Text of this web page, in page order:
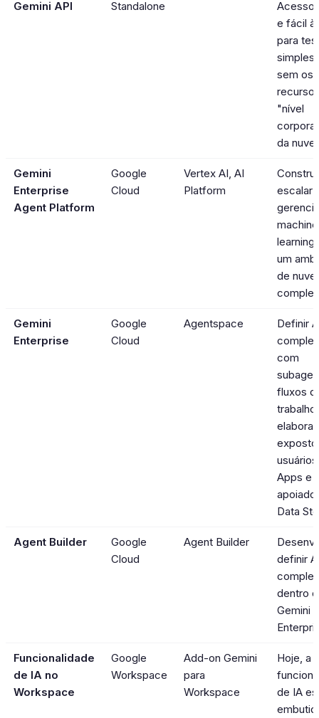
Gemini API Standalone
Acesso
e fácil à
para
sem os
"nível
da
Gemini
Enterprise
Agent Platform
Google
Cloud
Vertex AI, AI
Platform
escalar
machine
learning
um
de
Gemini
Enterprise
Google
Cloud
Agentspace
Definir
com
fluxos
trabalho
Apps e
Data
Agent Builder
Google
Cloud
Agent Builder
definir
dentro
Gemini
Funcionalidade
de IA no
Workspace
Google
Workspace
Add-on Gemini
para
Workspace
Hoje, a
de IA